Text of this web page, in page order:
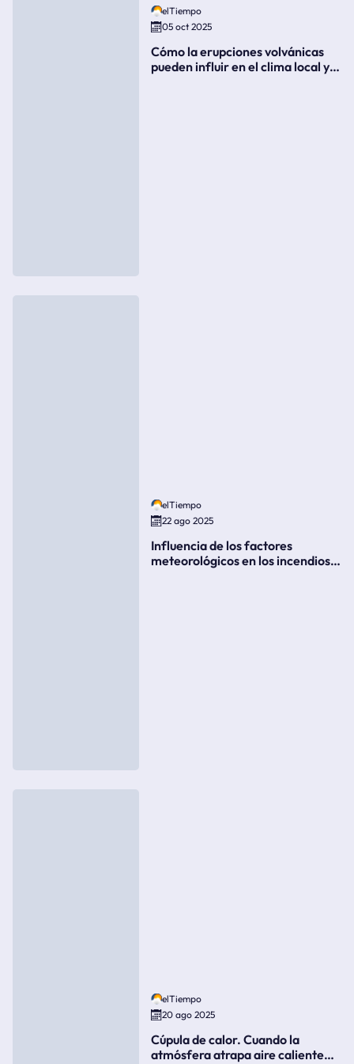
elTiempo
05 oct 2025
Cómo la erupciones volvánicas
pueden influir en el clima local y
elTiempo
22 ago 2025
Influencia de los factores
meteorológicos en los incendios
elTiempo
20 ago 2025
Cúpula de calor. Cuando la
atmósfera atrapa aire caliente